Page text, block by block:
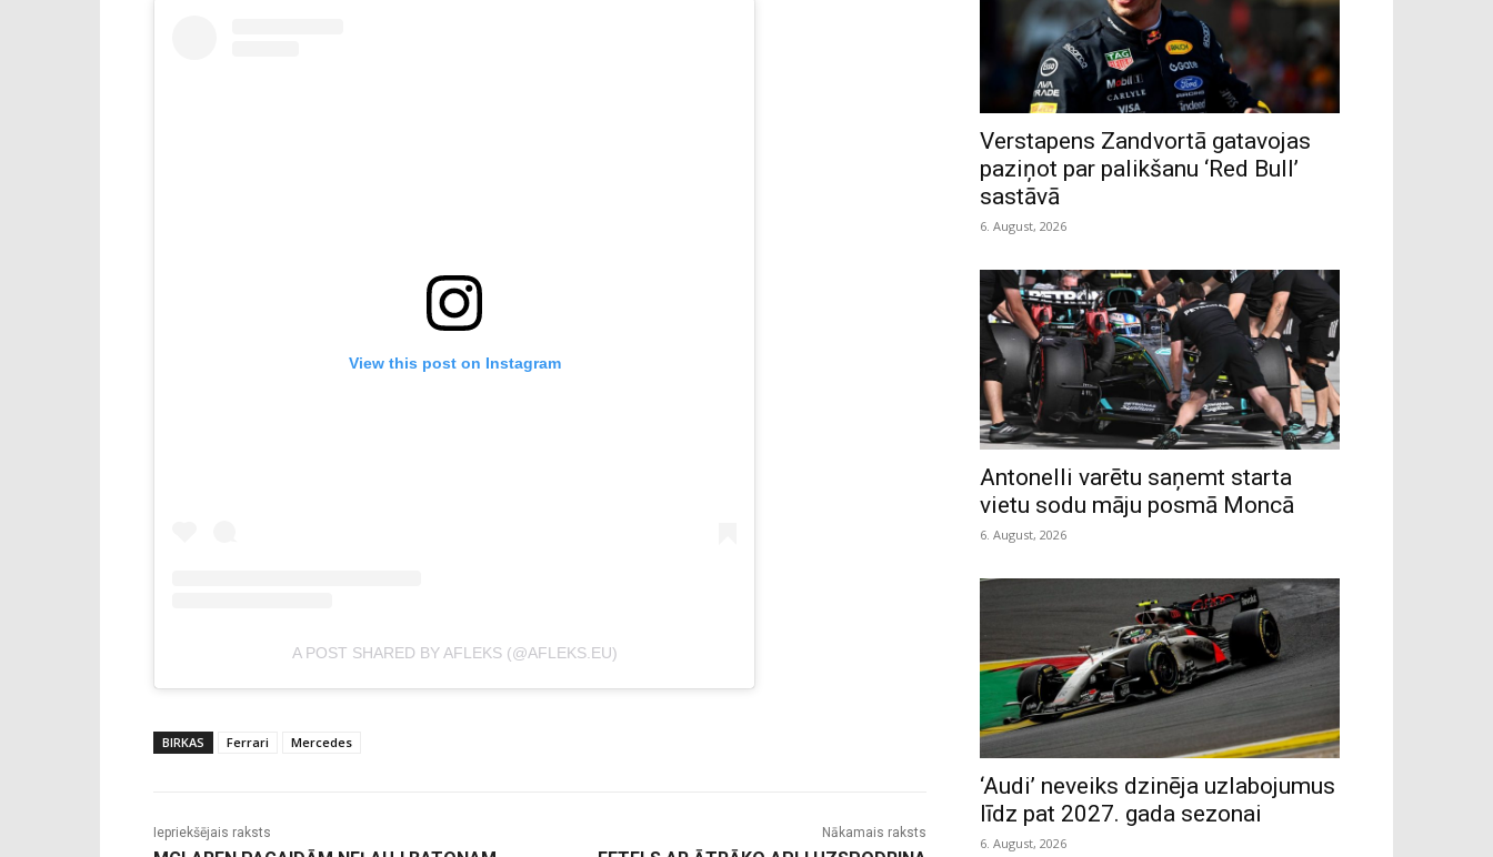
View this post on Instagram
A POST SHARED BY AFLEKS (@AFLEKS.EU)
BIRKAS Ferrari Mercedes
Iepriekšējais raksts Nākamais raksts
Verstapens Zandvortā gatavojas
paziņot par palikšanu ‘Red Bull’
sastāvā
6. August, 2026
Antonelli varētu saņemt starta
vietu sodu māju posmā Moncā
6. August, 2026
‘Audi’ neveiks dzinēja uzlabojumus
līdz pat 2027. gada sezonai
6. August, 2026